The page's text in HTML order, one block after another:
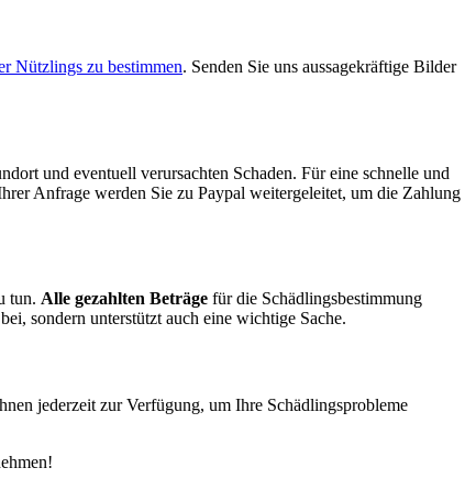
Nützlings zu bestimmen. Senden Sie uns aussagekräftige Bilder
und eventuell verursachten Schaden. Für eine schnelle und
Anfrage werden Sie zu Paypal weitergeleitet, um die Zahlung
tun. Alle gezahlten Beträge für die Schädlingsbestimmung
sondern unterstützt auch eine wichtige Sache.
jederzeit zur Verfügung, um Ihre Schädlingsprobleme